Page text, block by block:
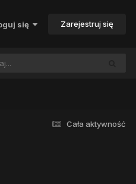
się Zarejestruj się
Cała aktywność